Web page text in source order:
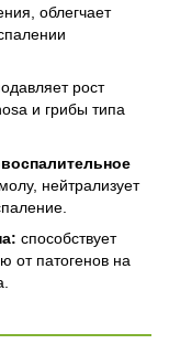
облегчает
рост
и грибы типа
нейтрализует
способствует
от патогенов на